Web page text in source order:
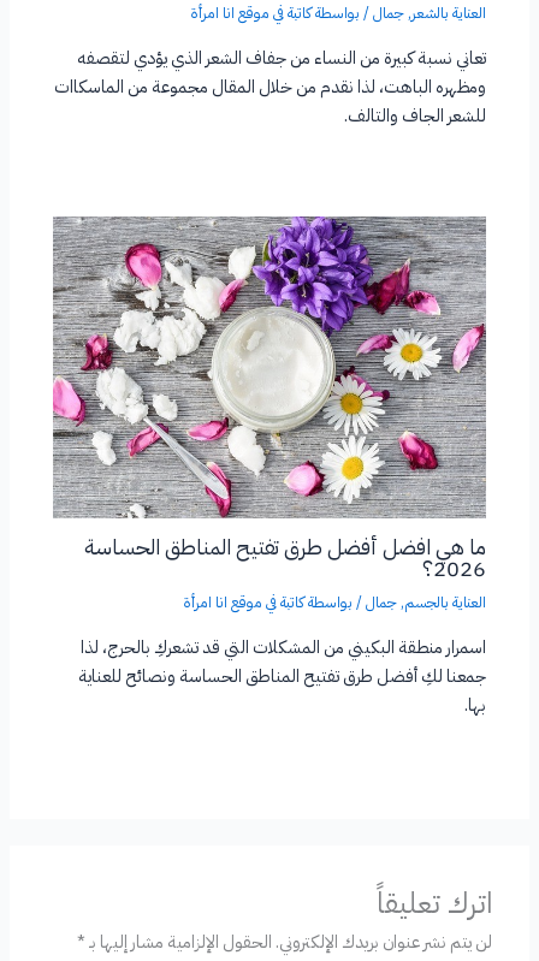
العناية بالشعر,جمال/ بواسطةكاتبة في موقع انا امرأة
تعاني نسبة كبيرة من النساء من جفاف الشعر الذي يؤدي لتقصفه
ومظهره الباهت، لذا نقدم من خلال المقال مجموعة من الماسكاات
للشعر الجاف والتالف.
ما هي افضل أفضل طرق تفتيح المناطق الحساسة
2026؟
العناية بالجسم,جمال/ بواسطةكاتبة في موقع انا امرأة
اسمرار منطقة البكيني من المشكلات التي قد تشعركِ بالحرج، لذا
جمعنا لكِ أفضل طرق تفتيح المناطق الحساسة ونصائح للعناية
بها.
اترك تعليقاً
لن يتم نشر عنوان بريدك الإلكتروني. الحقول الإلزامية مشار إليها بـ*